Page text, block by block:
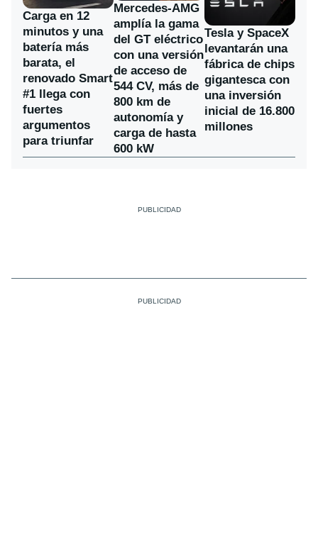
Carga en 12
minutos y una
batería más
barata, el
renovado Smart
#1 llega con
fuertes
argumentos
para triunfar
Mercedes-AMG
amplía la gama
del GT eléctrico
con una versión
de acceso de
544 CV, más de
800 km de
autonomía y
carga de hasta
600 kW
Tesla y SpaceX
levantarán una
fábrica de chips
gigantesca con
una inversión
inicial de 16.800
millones